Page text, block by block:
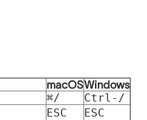
macOSWindows
⌘/ Ctrl-/
ESC ESC